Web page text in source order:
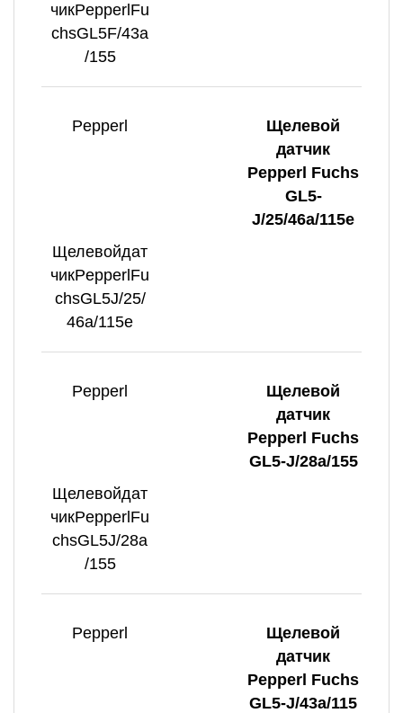
чикPepperlFu
chsGL5F/43a
/155
Pepperl
Щелевой
датчик
Pepperl Fuchs
GL5-
J/25/46a/115e
Щелевойдат
чикPepperlFu
chsGL5J/25/
46a/115e
Pepperl
Щелевой
датчик
Pepperl Fuchs
GL5-J/28a/155
Щелевойдат
чикPepperlFu
chsGL5J/28a
/155
Pepperl
Щелевой
датчик
Pepperl Fuchs
GL5-J/43a/115